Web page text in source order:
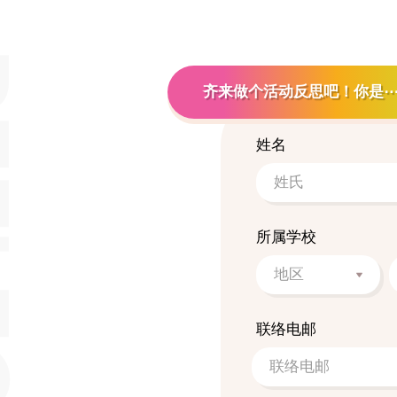
齐来做个活动反思吧！你
姓名
所属学校
联络电邮